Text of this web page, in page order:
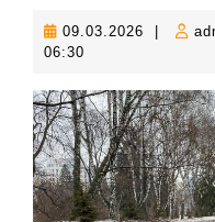
09.03.2026
06:30